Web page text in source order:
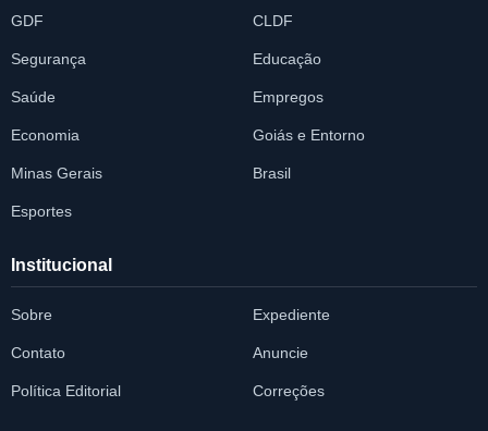
GDF CLDF
Segurança Educação
Saúde Empregos
Economia Goiás e Entorno
Minas Gerais Brasil
Esportes
Institucional
Sobre Expediente
Contato Anuncie
Política Editorial Correções